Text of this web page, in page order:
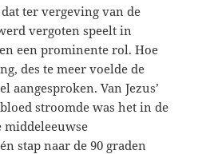
ter vergeving van de
vergoten speelt in
een prominente rol. Hoe
des te meer voelde de
aangesproken. Van Jezus’
stroomde was het in de
stap naar de 90 graden